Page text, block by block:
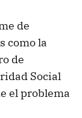
de
como la
de
Social
el problema